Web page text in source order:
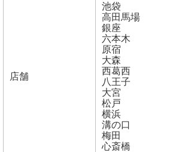
店舗
池袋
高田馬場
銀座
六本木
原宿
大森
西葛西
八王子
大宮
松戸
横浜
溝の口
梅田
心斎橋